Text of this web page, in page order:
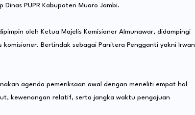
PUPR Kabupaten Muaro Jambi.
oleh Ketua Majelis Komisioner Almunawar, didampingi
Bertindak sebagai Panitera Pengganti yakni Irwan
agenda pemeriksaan awal dengan meneliti empat hal
kewenangan relatif, serta jangka waktu pengajuan